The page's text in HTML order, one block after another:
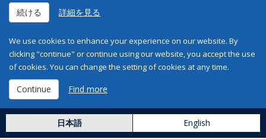
続ける 詳細を見る
We use cookies to enhance your experience on our website. By
clicking "continue" or continue using our website, you accept the use
of cookies. You can change the setting of cookies at any time.
Continue Find more
日本語 English